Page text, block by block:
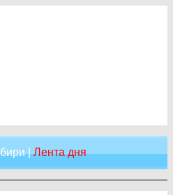
|Лента дня